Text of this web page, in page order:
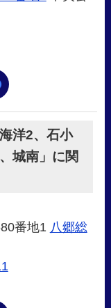
洋2、石小
城南」に関
番地1 八郷総